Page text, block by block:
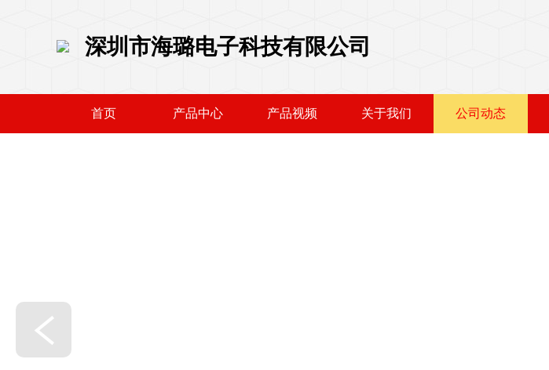
深圳市海璐电子科技有限公司
首页 产品中心 产品视频 关于我们 公司动态